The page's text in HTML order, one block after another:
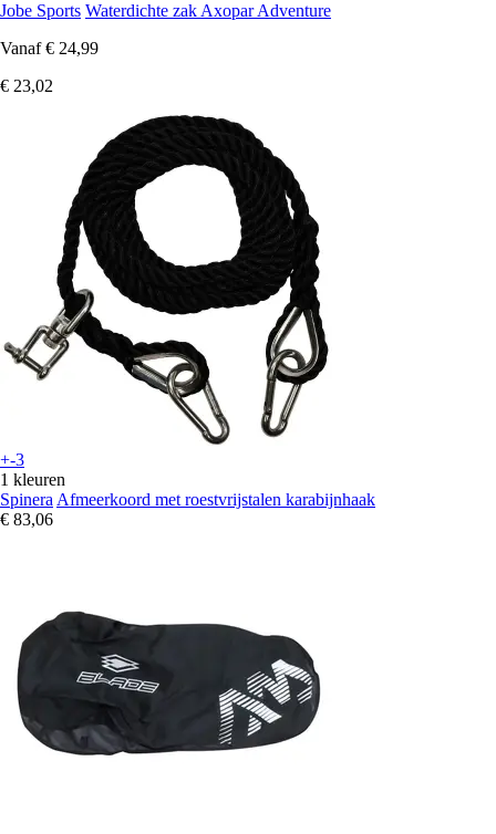
Jobe Sports Waterdichte zak Axopar Adventure
Vanaf € 24,99
€ 23,02
+-3
1 kleuren
Spinera Afmeerkoord met roestvrijstalen karabijnhaak
€ 83,06